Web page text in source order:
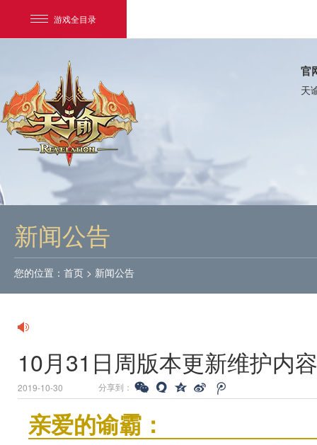
游戏全目录
网易游戏
我的足迹：
官
天
新闻公告
您的位置： 首页 > 新闻公告
10月31日周版本更新维护内
2019-10-30 分享到：
亲爱的谕霸：